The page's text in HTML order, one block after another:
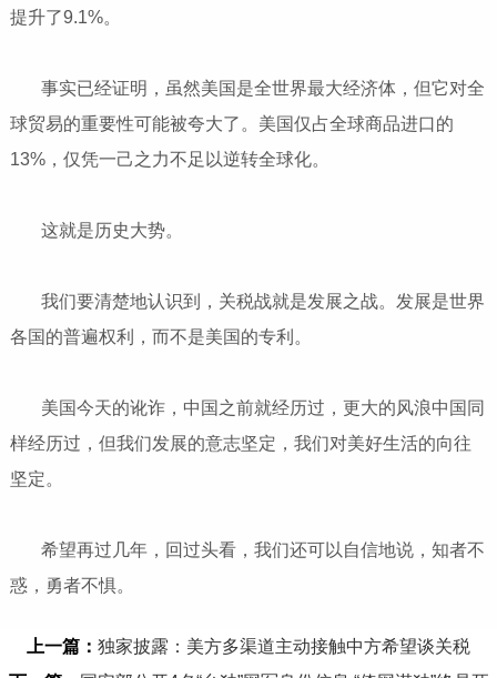
提升了9.1%。
事实已经证明，虽然美国是全世界最大经济体，但它对全
球贸易的重要性可能被夸大了。美国仅占全球商品进口的
13%，仅凭一己之力不足以逆转全球化。
这就是历史大势。
我们要清楚地认识到，关税战就是发展之战。发展是世界
各国的普遍权利，而不是美国的专利。
美国今天的讹诈，中国之前就经历过，更大的风浪中国同
样经历过，但我们发展的意志坚定，我们对美好生活的向往
坚定。
希望再过几年，回过头看，我们还可以自信地说，知者不
惑，勇者不惧。
上一篇： 独家披露：美方多渠道主动接触中方希望谈关税